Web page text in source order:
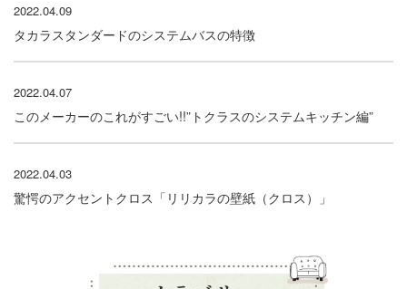
2022.04.09
タカラスタンダードのシステムバスの特徴
2022.04.07
このメーカーのこれがすごい!!”トクラスのシステムキッチン編”
2022.04.03
驚愕のアクセントクロス「リリカラの壁紙（クロス）」